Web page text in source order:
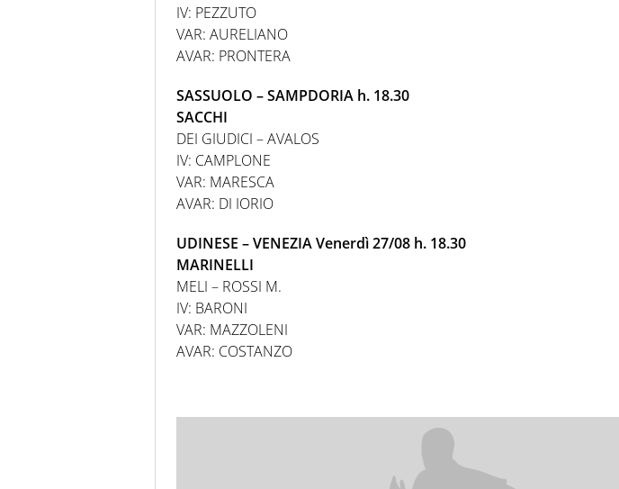
IV: PEZZUTO
VAR: AURELIANO
AVAR: PRONTERA
SASSUOLO – SAMPDORIA h. 18.30
SACCHI
DEI GIUDICI – AVALOS
IV: CAMPLONE
VAR: MARESCA
AVAR: DI IORIO
UDINESE – VENEZIA Venerdì 27/08 h. 18.30
MARINELLI
MELI – ROSSI M.
IV: BARONI
VAR: MAZZOLENI
AVAR: COSTANZO